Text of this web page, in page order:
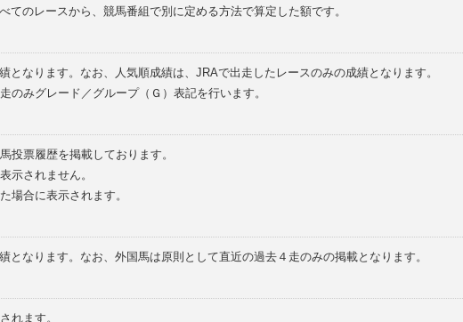
てのレースから、競馬番組で別に定める方法で算定した額です。
なります。なお、人気順成績は、JRAで出走したレースのみの成績となります。
みグレード／グループ（Ｇ）表記を行います。
投票履歴を掲載しております。
示されません。
場合に表示されます。
なります。なお、外国馬は原則として直近の過去４走のみの掲載となります。
れます。